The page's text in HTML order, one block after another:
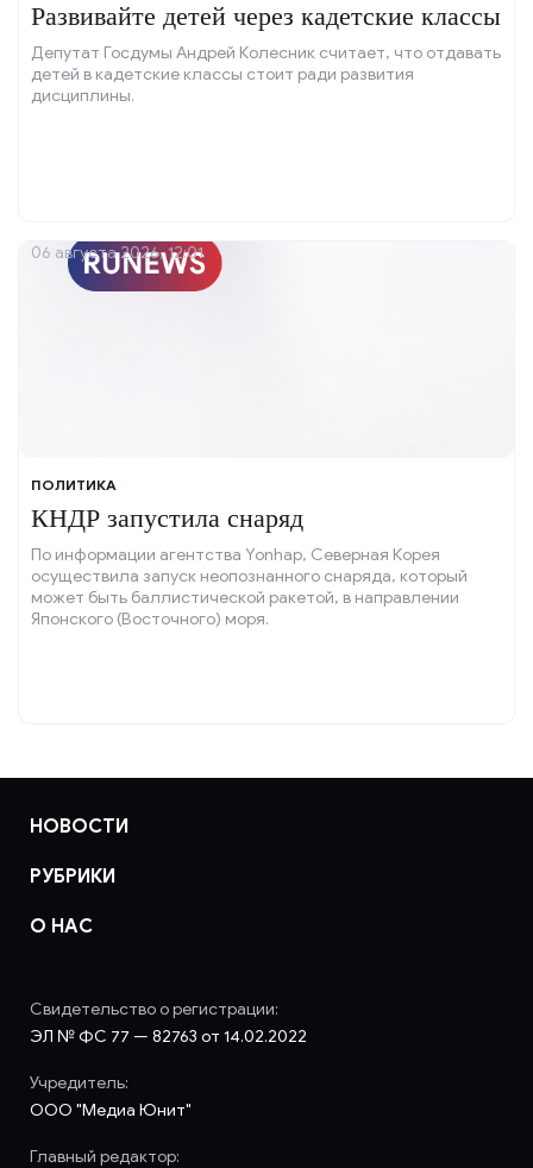
Развивайте детей через кадетские классы
Депутат Госдумы Андрей Колесник считает, что отдавать
детей в кадетские классы стоит ради развития
дисциплины.
ПОЛИТИКА
КНДР запустила снаряд
По информации агентства Yonhap, Северная Корея
осуществила запуск неопознанного снаряда, который
может быть баллистической ракетой, в направлении
Японского (Восточного) моря.
06 августа 2026, 12:01
НОВОСТИ
РУБРИКИ
О НАС
Свидетельство о регистрации:
ЭЛ № ФС 77 — 82763 от 14.02.2022
Учредитель:
ООО "Медиа Юнит"
Главный редактор: